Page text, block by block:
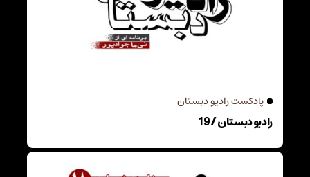
پادکست رادیو دبستان
رادیو دبستان / 19